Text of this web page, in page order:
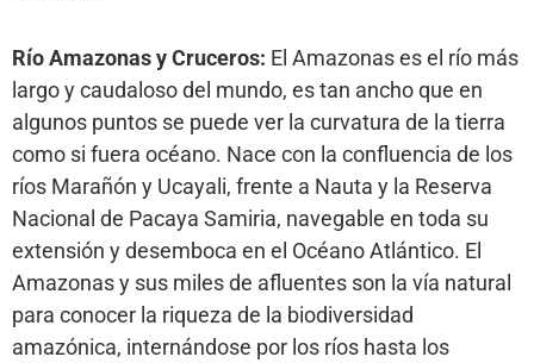
Río Amazonas y Cruceros: El Amazonas es el río más
largo y caudaloso del mundo, es tan ancho que en
algunos puntos se puede ver la curvatura de la tierra
como si fuera océano. Nace con la confluencia de los
ríos Marañón y Ucayali, frente a Nauta y la Reserva
Nacional de Pacaya Samiria, navegable en toda su
extensión y desemboca en el Océano Atlántico. El
Amazonas y sus miles de afluentes son la vía natural
para conocer la riqueza de la biodiversidad
amazónica, internándose por los ríos hasta los